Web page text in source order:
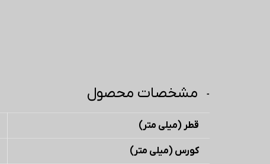
مشخصات محصول
قطر (میلی متر)
کورس (میلی متر)